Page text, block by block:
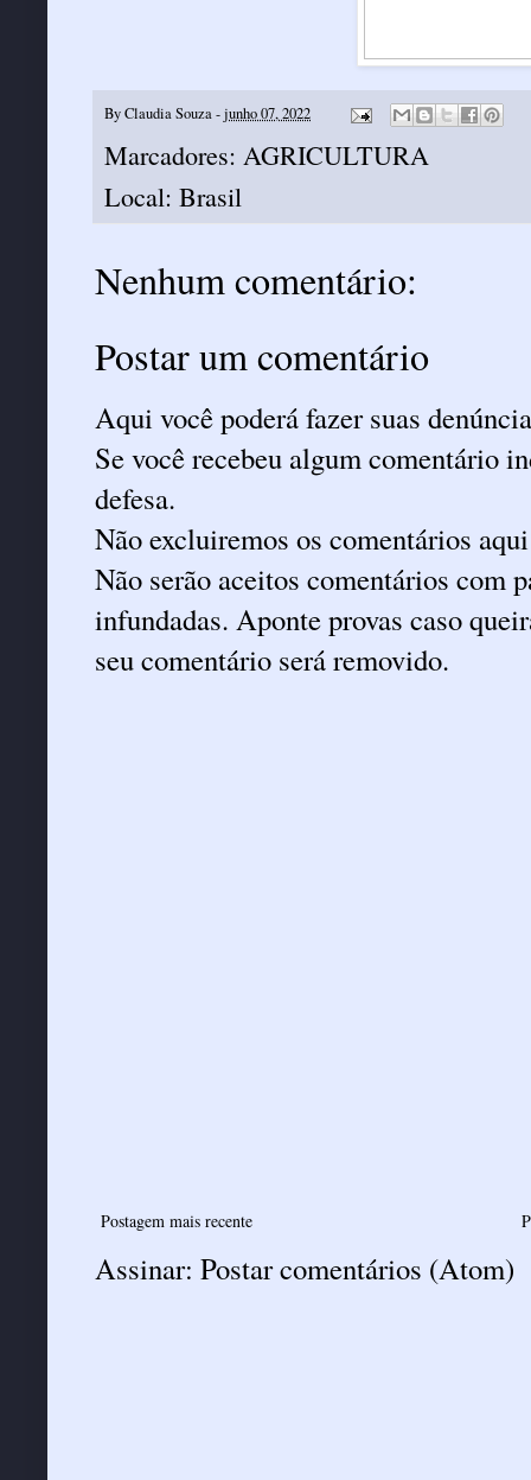
ByClaudia Souza-junho 07, 2022
Marcadores: AGRICULTURA
Local: Brasil
Nenhum comentário:
Postar um comentário
Aqui você poderá fazer suas
Se você recebeu algum comentário
defesa.
Não excluiremos os comentários
Não serão aceitos comentários com
infundadas. Aponte provas caso
seu comentário será removido.
Postagem mais recente
Assinar: Postar comentários (Atom)